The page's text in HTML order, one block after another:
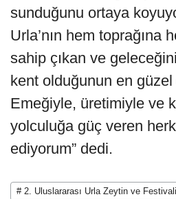
sunduğunu ortaya
Urla’nın hem toprağına
sahip çıkan ve
kent olduğunun en
Emeğiyle, üretimiyle ve
yolculuğa güç veren
ediyorum” dedi.
# 2. Uluslararası Urla Zeytin ve Festivali